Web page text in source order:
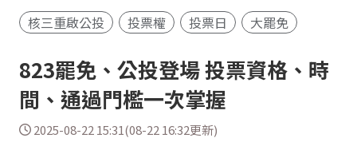
核三重啟公投
投票權 投票日 大罷免
823罷免、公投登場 投票資格、時
間、通過門檻一次掌握
2025-08-22 15:31(08-22 16:32更新)